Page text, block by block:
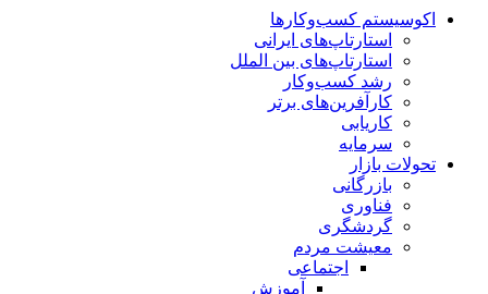
اکوسیستم کسب‌وکارها
استارتاپ‌های ایرانی
استارتاپ‌های بین الملل
رشد کسب‌وکار
کارآفرین‌های برتر
کاریابی
سرمایه
تحولات بازار
بازرگانی
فناوری
گردشگری
معیشت مردم
اجتماعی
آموزش